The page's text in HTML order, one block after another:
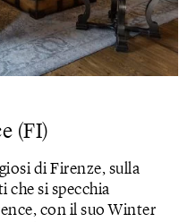
(FI)
di Firenze, sulla
che si specchia
con il suo Winter